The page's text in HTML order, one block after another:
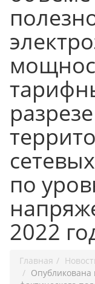
разрезе
по
2022
Главная